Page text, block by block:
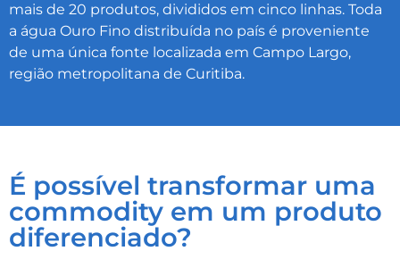
mais de 20 produtos, divididos em cinco linhas. Toda
a água Ouro Fino distribuída no país é proveniente
de uma única fonte localizada em Campo Largo,
região metropolitana de Curitiba.
É possível transformar uma
commodity em um produto
diferenciado?